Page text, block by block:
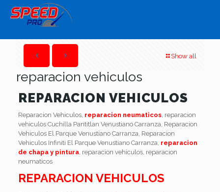
Show all
reparacion vehiculos
REPARACION VEHICULOS
Reparacion Vehiculos, reparacion neumaticos, reparacion
vehiculos Cuchilla Pantitlan Venustiano Carranza, Reparacion
Vehiculos El Parque Venustiano Carranza, Reparacion
Vehiculos Infiniti El Parque Venustiano Carranza, reparacion
de chapa y pintura, reparacion vehiculos, reparacion
neumaticos
REPARACION VEHICULOS